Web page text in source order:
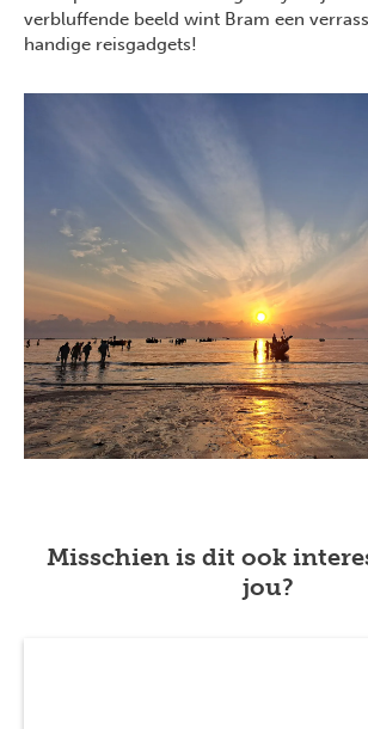
verbluffende beeld wint Bram een
handige reisgadgets!
Misschien is dit ook
jou?